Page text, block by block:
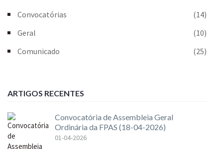
Convocatórias
(14)
Geral
(10)
Comunicado
(25)
ARTIGOS RECENTES
Convocatória de Assembleia Geral
Ordinária da FPAS (18-04-2026)
01-04-2026